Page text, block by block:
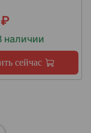
наличии
сейчас